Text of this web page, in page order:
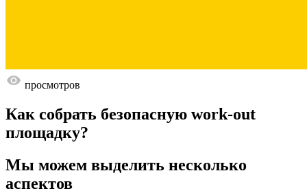
просмотров
Как собрать безопасную work-out
площадку?
Мы можем выделить несколько
аспектов